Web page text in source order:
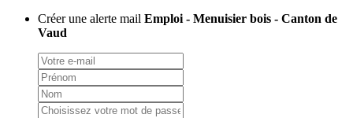
Créer une alerte mail Emploi - Menuisier bois - Canton de
Vaud